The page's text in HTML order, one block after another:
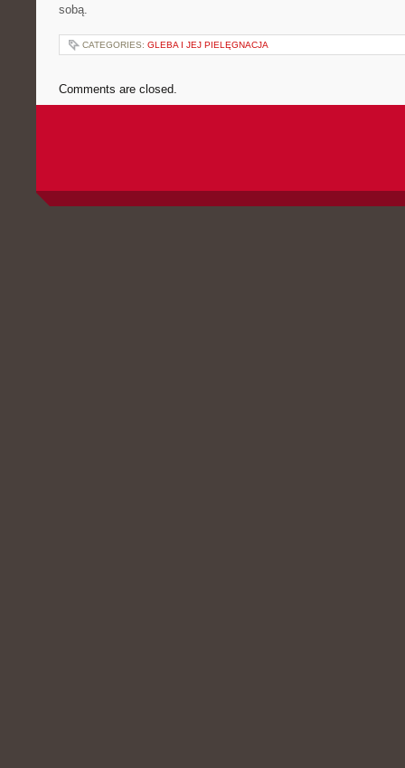
sobą.
CATEGORIES: GLEBA I JEJ PIELĘGNACJA
Comments are closed.